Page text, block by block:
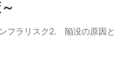
ラリスク2. 陥没の原因